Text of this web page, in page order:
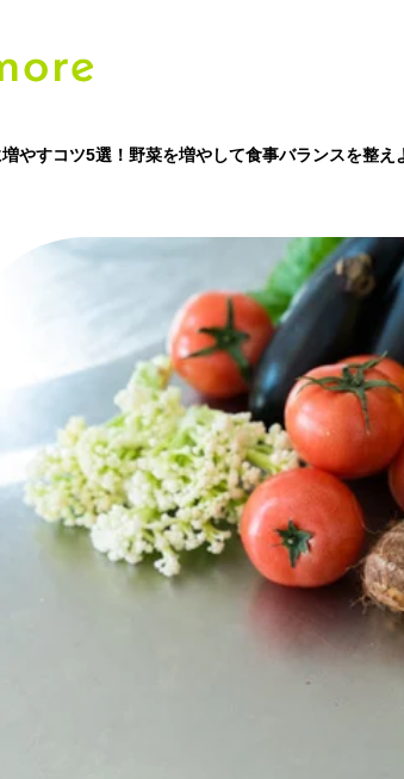
やすコツ5選！野菜を増やして食事バランスを整え